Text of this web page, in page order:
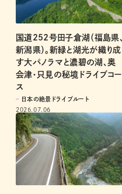
国道252号田子倉湖（福島県、
新潟県）。新緑と湖光が織り成
す大パノラマと濃碧の湖、奥
会津・只見の秘境ドライブコー
ス
日本の絶景ドライブルート
2026.07.06